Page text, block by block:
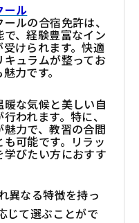
ール
ルの合宿免許は、
、経験豊富なイン
けられます。快適
ュラムが整ってお
力です。
な気候と美しい自
われます。特に、
力で、教習の合間
可能です。リラッ
びたい方におすす
異なる特徴を持っ
じて選ぶことがで